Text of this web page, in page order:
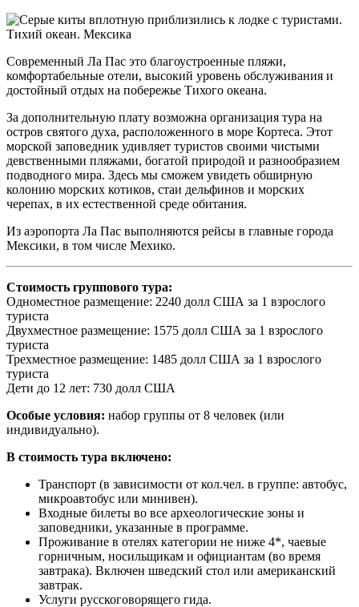
Современный Ла Пас это благоустроенные пляжи,
комфортабельные отели, высокий уровень обслуживания и
достойный отдых на побережье Тихого океана.
За дополнительную плату возможна организация тура на
остров святого духа, расположенного в море Кортеса. Этот
морской заповедник удивляет туристов своими чистыми
девственными пляжами, богатой природой и разнообразием
подводного мира. Здесь мы сможем увидеть обширную
колонию морских котиков, стаи дельфинов и морских
черепах, в их естественной среде обитания.
Из аэропорта Ла Пас выполняются рейсы в главные города
Мексики, в том числе Мехико.
Стоимость группового тура:
Одноместное размещение: 2240 долл США за 1 взрослого
туриста
Двухместное размещение: 1575 долл США за 1 взрослого
туриста
Трехместное размещение: 1485 долл США за 1 взрослого
туриста
Дети до 12 лет: 730 долл США
Особые условия: набор группы от 8 человек (или
индивидуально).
В стоимость тура включено:
Транспорт (в зависимости от кол.чел. в группе: автобус,
микроавтобус или минивен).
Входные билеты во все археологические зоны и
заповедники, указанные в программе.
Проживание в отелях категории не ниже 4*, чаевые
горничным, носильщикам и официантам (во время
завтрака). Включен шведский стол или американский
завтрак.
Услуги русскоговорящего гида.